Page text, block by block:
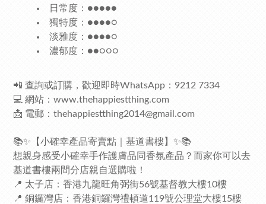
日常度：●●●●●
獨特度：●●●●○
淡雅度：●●●●○
濃郁度：●●○○○
📲 查詢或訂購，歡迎即時WhatsApp：9212 7334
💻 網站： www.thehappiestthing.com
📩 電郵： thehappiestthing2014@gmail.com
📚✨【小確幸產品寄賣點｜基道書樓】✨📚
想親身感受小確幸手作護膚品同香氛產品？而家你可以去
基道書樓兩間分店親自選購啦！
📍 太子店：香港九龍旺角弼街56號基督教大樓10樓
📍 銅鑼灣店：香港銅鑼灣禮頓道119號公理堂大樓15樓